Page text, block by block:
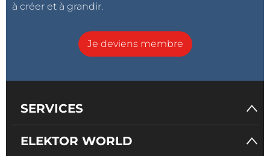
à créer et à grandir.
Je deviens membre
SERVICES
ELEKTOR WORLD